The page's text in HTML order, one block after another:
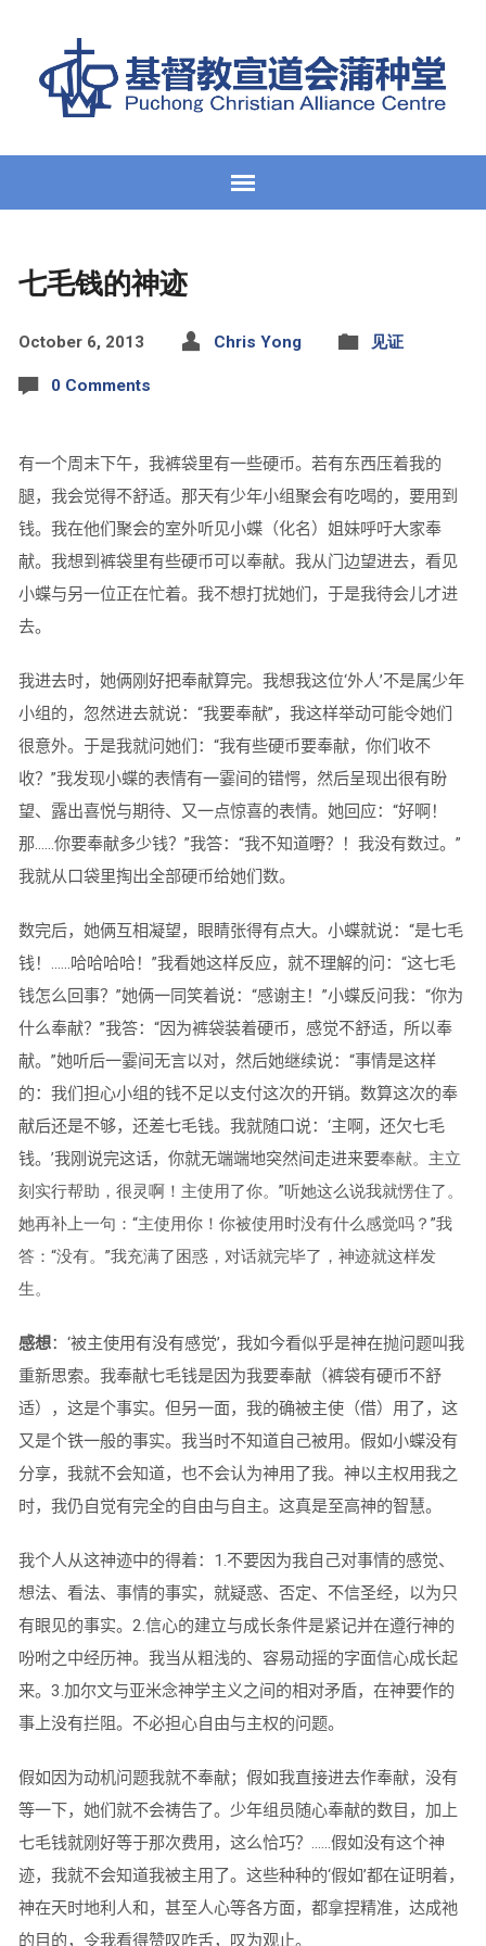
七毛钱的神迹
October 6, 2013 Chris Yong 见证
0 Comments
有一个周末下午，我裤袋里有一些硬币。若有东西压着我的
腿，我会觉得不舒适。那天有少年小组聚会有吃喝的，要用到
钱。我在他们聚会的室外听见小蝶（化名）姐妹呼吁大家奉
献。我想到裤袋里有些硬币可以奉献。我从门边望进去，看见
小蝶与另一位正在忙着。我不想打扰她们，于是我待会儿才进
去。
我进去时，她俩刚好把奉献算完。我想我这位‘外人’不是属少年
小组的，忽然进去就说：“我要奉献”，我这样举动可能令她们
很意外。于是我就问她们：“我有些硬币要奉献，你们收不
收？”我发现小蝶的表情有一霎间的错愕，然后呈现出很有盼
望、露出喜悦与期待、又一点惊喜的表情。她回应：“好啊！
那……你要奉献多少钱？”我答：“我不知道嘢？！我没有数过。”
我就从口袋里掏出全部硬币给她们数。
数完后，她俩互相凝望，眼睛张得有点大。小蝶就说：“是七毛
钱！……哈哈哈哈！”我看她这样反应，就不理解的问：“这七毛
钱怎么回事？”她俩一同笑着说：“感谢主！”小蝶反问我：“你为
什么奉献？”我答：“因为裤袋装着硬币，感觉不舒适，所以奉
献。”她听后一霎间无言以对，然后她继续说：“事情是这样
的：我们担心小组的钱不足以支付这次的开销。数算这次的奉
献后还是不够，还差七毛钱。我就随口说：‘主啊，还欠七毛
钱。’我刚说完这话，你就无端端地突然间走进来要奉献。主立
刻实行帮助，很灵啊！主使用了你。”听她这么说我就愣住了。
她再补上一句：“主使用你！你被使用时没有什么感觉吗？”我
答：“没有。”我充满了困惑，对话就完毕了，神迹就这样发
生。
感想：‘被主使用有没有感觉’，我如今看似乎是神在抛问题叫我
重新思索。我奉献七毛钱是因为我要奉献（裤袋有硬币不舒
适），这是个事实。但另一面，我的确被主使（借）用了，这
又是个铁一般的事实。我当时不知道自己被用。假如小蝶没有
分享，我就不会知道，也不会认为神用了我。神以主权用我之
时，我仍自觉有完全的自由与自主。这真是至高神的智慧。
我个人从这神迹中的得着： 1.不要因为我自己对事情的感觉、
想法、看法、事情的事实，就疑惑、否定、不信圣经，以为只
有眼见的事实。 2.信心的建立与成长条件是紧记并在遵行神的
吩咐之中经历神。我当从粗浅的、容易动摇的字面信心成长起
来。 3.加尔文与亚米念神学主义之间的相对矛盾，在神要作的
事上没有拦阻。不必担心自由与主权的问题。
假如因为动机问题我就不奉献；假如我直接进去作奉献，没有
等一下，她们就不会祷告了。少年组员随心奉献的数目，加上
七毛钱就刚好等于那次费用，这么恰巧？……假如没有这个神
迹，我就不会知道我被主用了。这些种种的‘假如’都在证明着，
神在天时地利人和，甚至人心等各方面，都拿捏精准，达成祂
的目的，令我看得赞叹咋舌，叹为观止。